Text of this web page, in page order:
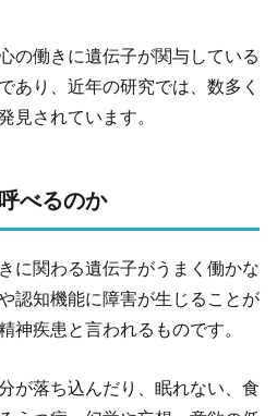
の働きに遺伝子が関与している
あり、近年の研究では、数多く
見されています。
べるのか
に関わる遺伝子がうまく働かな
認知機能に障害が生じることが
神疾患と言われるものです。
が落ち込んだり、眠れない、食